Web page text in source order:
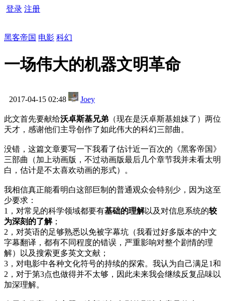
登录 注册
黑客帝国 电影 科幻
一场伟大的机器文明革命
2017-04-15 02:48 Joey
此文首先要献给沃卓斯基兄弟 （现在是沃卓斯基姐妹了）两位
天才，感谢他们主导创作了如此伟大的科幻三部曲。
没错，这篇文章要写一下我看了估计近一百次的《黑客帝国》
三部曲（加上动画版，不过动画版最后几个章节我并未看太明
白，估计是不太喜欢动画的形式）。
我相信真正能看明白这部巨制的普通观众会特别少，因为这至
少要求：
1，对常见的科学领域都要有基础的理解以及对信息系统的较
为深刻的了解；
2，对英语的足够熟悉以免被字幕坑（我看过好多版本的中文
字幕翻译，都有不同程度的错误，严重影响对整个剧情的理
解）以及搜索更多英文文献；
3，对电影中各种文化符号的持续的探索。我认为自己满足1和
2，对于第3点也做得并不太够，因此未来我会继续反复品味以
加深理解。